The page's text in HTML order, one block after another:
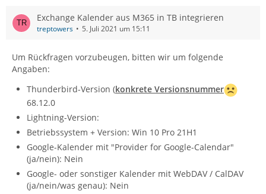
Exchange Kalender aus M365 in TB integrieren
treptowers 5. Juli 2021 um 15:11
Um Rückfragen vorzubeugen, bitten wir um folgende
Angaben:
Thunderbird-Version (konkrete Versionsnummer
68.12.0
Lightning-Version:
Betriebssystem + Version: Win 10 Pro 21H1
Google-Kalender mit "Provider for Google-Calendar"
(ja/nein): Nein
Google- oder sonstiger Kalender mit WebDAV / CalDAV
(ja/nein/was genau): Nein